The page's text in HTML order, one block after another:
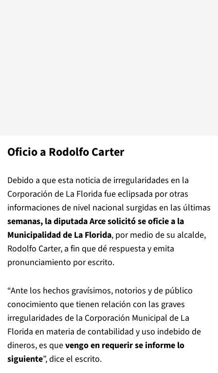
Oficio a Rodolfo Carter
Debido a que esta noticia de irregularidades en la
Corporación de La Florida fue eclipsada por otras
informaciones de nivel nacional surgidas en las últimas
semanas, la diputada Arce solicitó se oficie a la
Municipalidad de La Florida, por medio de su alcalde,
Rodolfo Carter, a fin que dé respuesta y emita
pronunciamiento por escrito.
“Ante los hechos gravísimos, notorios y de público
conocimiento que tienen relación con las graves
irregularidades de la Corporación Municipal de La
Florida en materia de contabilidad y uso indebido de
dineros, es quevengo en requerir se informe lo
siguiente”, dice el escrito.